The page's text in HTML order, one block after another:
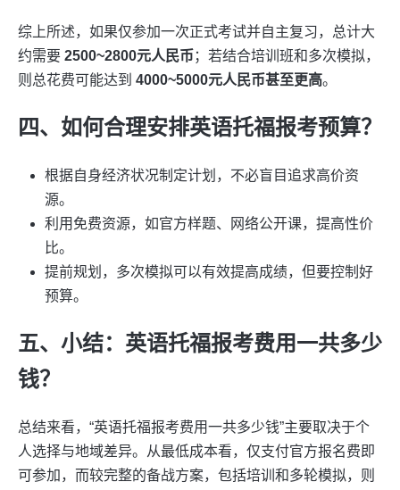
综上所述，如果仅参加一次正式考试并自主复习，总计大
约需要 2500~2800元人民币 ；若结合培训班和多次模拟，
则总花费可能达到 4000~5000元人民币甚至更高。
四、如何合理安排英语托福报考预算？
根据自身经济状况制定计划，不必盲目追求高价资
源。
利用免费资源，如官方样题、网络公开课，提高性价
比。
提前规划，多次模拟可以有效提高成绩，但要控制好
预算。
五、小结：英语托福报考费用一共多少
钱？
总结来看，“英语托福报考费用一共多少钱”主要取决于个
人选择与地域差异。从最低成本看，仅支付官方报名费即
可参加，而较完整的备战方案，包括培训和多轮模拟，则